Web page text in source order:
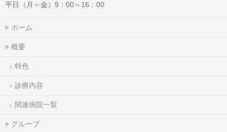
平日（月～金）9：00～16：00
ホーム
概要
特色
診療内容
関連病院一覧
グループ